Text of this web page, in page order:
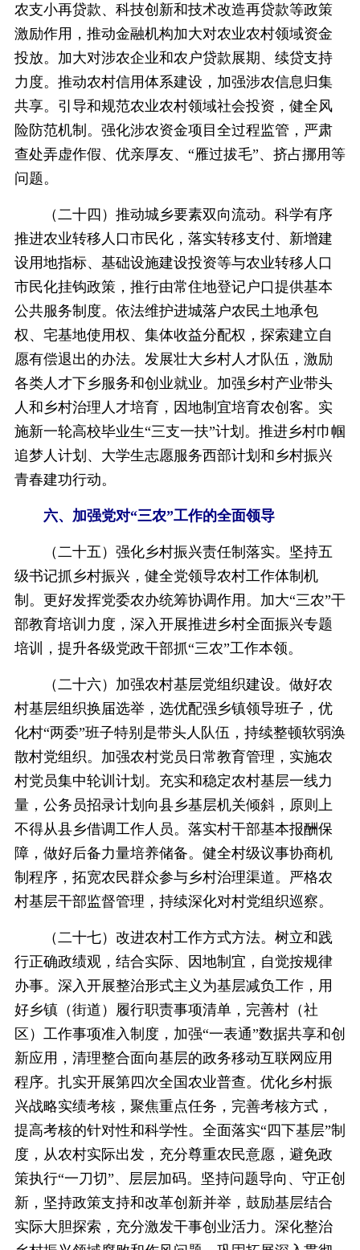
农支小再贷款、科技创新和技术改造再贷款等政策
激励作用，推动金融机构加大对农业农村领域资金
投放。加大对涉农企业和农户贷款展期、续贷支持
力度。推动农村信用体系建设，加强涉农信息归集
共享。引导和规范农业农村领域社会投资，健全风
险防范机制。强化涉农资金项目全过程监管，严肃
查处弄虚作假、优亲厚友、“雁过拔毛”、挤占挪用等
问题。
（二十四）推动城乡要素双向流动。科学有序
推进农业转移人口市民化，落实转移支付、新增建
设用地指标、基础设施建设投资等与农业转移人口
市民化挂钩政策，推行由常住地登记户口提供基本
公共服务制度。依法维护进城落户农民土地承包
权、宅基地使用权、集体收益分配权，探索建立自
愿有偿退出的办法。发展壮大乡村人才队伍，激励
各类人才下乡服务和创业就业。加强乡村产业带头
人和乡村治理人才培育，因地制宜培育农创客。实
施新一轮高校毕业生“三支一扶”计划。推进乡村巾帼
追梦人计划、大学生志愿服务西部计划和乡村振兴
青春建功行动。
六、加强党对“三农”工作的全面领导
（二十五）强化乡村振兴责任制落实。坚持五
级书记抓乡村振兴，健全党领导农村工作体制机
制。更好发挥党委农办统筹协调作用。加大“三农”干
部教育培训力度，深入开展推进乡村全面振兴专题
培训，提升各级党政干部抓“三农”工作本领。
（二十六）加强农村基层党组织建设。做好农
村基层组织换届选举，选优配强乡镇领导班子，优
化村“两委”班子特别是带头人队伍，持续整顿软弱涣
散村党组织。加强农村党员日常教育管理，实施农
村党员集中轮训计划。充实和稳定农村基层一线力
量，公务员招录计划向县乡基层机关倾斜，原则上
不得从县乡借调工作人员。落实村干部基本报酬保
障，做好后备力量培养储备。健全村级议事协商机
制程序，拓宽农民群众参与乡村治理渠道。严格农
村基层干部监督管理，持续深化对村党组织巡察。
（二十七）改进农村工作方式方法。树立和践
行正确政绩观，结合实际、因地制宜，自觉按规律
办事。深入开展整治形式主义为基层减负工作，用
好乡镇（街道）履行职责事项清单，完善村（社
区）工作事项准入制度，加强“一表通”数据共享和创
新应用，清理整合面向基层的政务移动互联网应用
程序。扎实开展第四次全国农业普查。优化乡村振
兴战略实绩考核，聚焦重点任务，完善考核方式，
提高考核的针对性和科学性。全面落实“四下基层”制
度，从农村实际出发，充分尊重农民意愿，避免政
策执行“一刀切”、层层加码。坚持问题导向、守正创
新，坚持政策支持和改革创新并举，鼓励基层结合
实际大胆探索，充分激发干事创业活力。深化整治